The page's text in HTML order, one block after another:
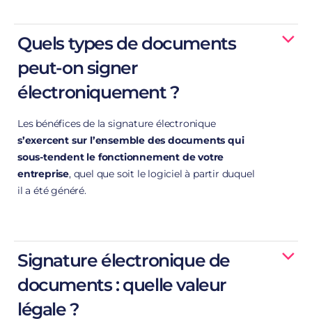
des temps de traitement raccourcis,
une productivité améliorée
une fiabilité accrue.
Le principe ?
Coller le scan
de votre signature au bas d’un PDF ne suffit pas et
C’est lerôle d’une Autorité qualifiée comme
: après vérification, elle vous délivre un
certificat électronique grâce auquel vous pouvez
Quels types de documents
peut-on signer
électroniquement ?
Les bénéfices de la signature électronique
s’exercent sur l’ensemble des documents qui
sous-tendent le fonctionnement de votre
entreprise, quel que soit le logiciel à partir duquel
il a été généré.
PDF
Signature électronique de
documents : quelle valeur
légale ?